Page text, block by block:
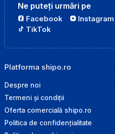
Ne puteți urmări pe
Facebook Instagram
TikTok
Platforma shipo.ro
Despre noi
Termeni și condiții
Oferta comercială shipo.ro
Politica de confidențialitate